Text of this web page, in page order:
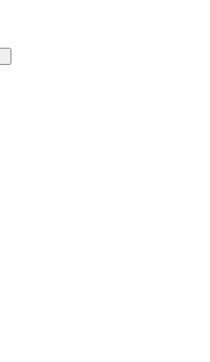
karcie